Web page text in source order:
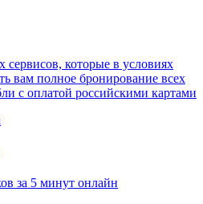
которые в условиях
вам полное бронирование всех
с оплатой российскими картами
за 5 минут онлайн